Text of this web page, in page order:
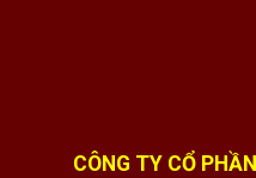
CÔNG TY CỔ